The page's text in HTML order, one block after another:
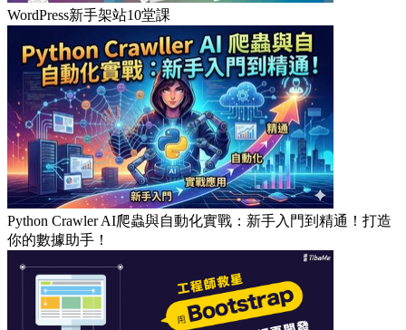
WordPress新手架站10堂課
Python Crawler AI爬蟲與自動化實戰：新手入門到精通！打造
你的數據助手！